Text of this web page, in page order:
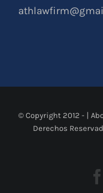
© Copyright 2012 - |
Derechos